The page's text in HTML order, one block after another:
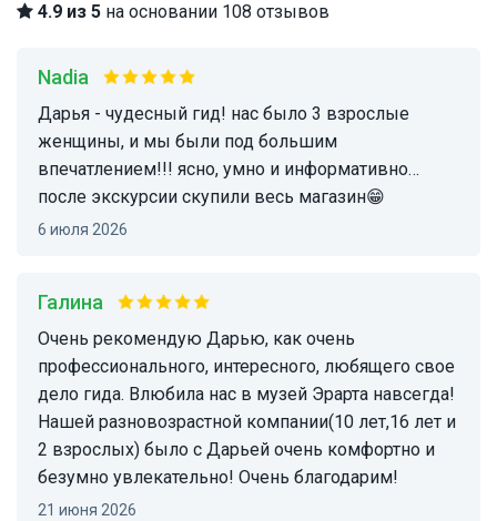
4.9 из 5 на основании 108 отзывов
Nadia
Дарья - чудесный гид! нас было 3 взрослые
женщины, и мы были под большим
впечатлением!!! ясно, умно и информативно…
после экскурсии скупили весь магазин😁
6 июля 2026
Галина
Очень рекомендую Дарью, как очень
профессионального, интересного, любящего свое
дело гида. Влюбила нас в музей Эрарта навсегда!
Нашей разновозрастной компании(10 лет,16 лет и
2 взрослых) было с Дарьей очень комфортно и
безумно увлекательно! Очень благодарим!
21 июня 2026